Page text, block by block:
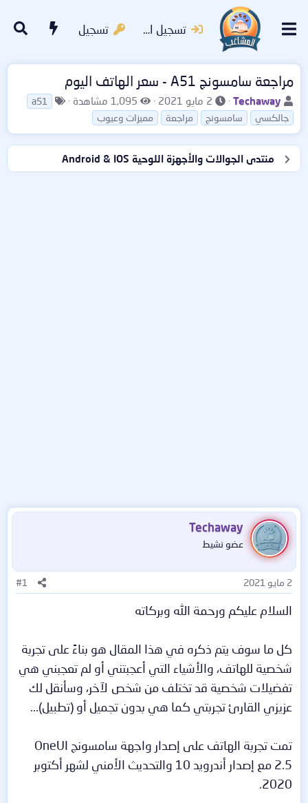
تسجيل الدخول تسجيل
مراجعة سامسونج A51 - سعر الهاتف اليوم
ب
ا
د
ئ
ل
Techaway
ت
ا
ر
ي
خ
ا
2 مايو 2021
ا
ل
م
ش
ا
ه
1,095 مشاهدة
س
م
a51
جالكسي
سامسونج مراجعة مميزات وعيوب
منتدى الجوالات والأجهزة اللوحية Android & IOS
Techaway
عضو نشيط
2 مايو 2021 #1
السلام عليكم ورحمة الله وبركاته
كل ما سوف يتم ذكره في هذا المقال هو بناءً على تجربة
شخصية للهاتف، والأشياء التي أعجبتني أو لم تعجبني هي
تفضيلات شخصية قد تختلف من شخص لآخر، وسأنقل لك
عزيزي القارئ تجربتي كما هي بدون تجميل أو (تطبيل)...
تمت تجربة الهاتف على إصدار واجهة سامسونج OneUI
2.5 مع إصدار أندرويد 10 والتحديث الأمني لشهر أكتوبر
2020.